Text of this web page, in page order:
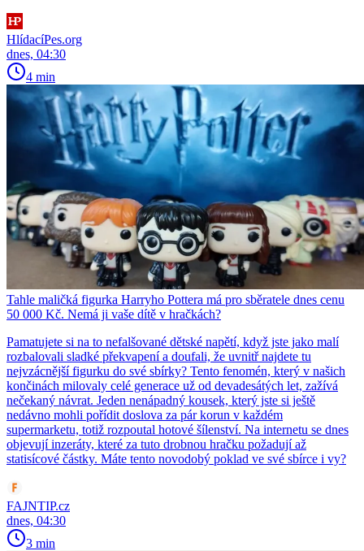
HlídacíPes.org
dnes, 04:30
4 min
Tahle maličká figurka Harryho Pottera má pro sběratele dnes cenu
50 000 Kč. Nemá ji vaše dítě v hračkách?
Pamatujete si na to nefalšované dětské napětí, když jste jako malí
rozbalovali sladké překvapení a doufali, že uvnitř najdete tu
nejvzácnější figurku do své sbírky? Tento fenomén, který v našich
končinách milovaly celé generace už od devadesátých let, zažívá
nečekaný návrat. Jeden nenápadný kousek, který jste si ještě
nedávno mohli pořídit doslova za pár korun v každém
supermarketu, totiž rozpoutal hotové šílenství. Na internetu se dnes
objevují inzeráty, které za tuto drobnou hračku požadují až
statisícové částky. Máte tento novodobý poklad ve své sbírce i vy?
FAJNTIP.cz
dnes, 04:30
3 min